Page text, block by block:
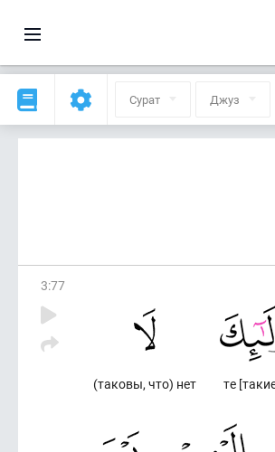
Сурат Джуз
3:77
те
(таковы, что) нет